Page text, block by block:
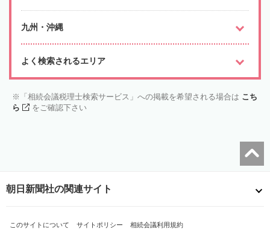
九州・沖縄
よく検索されるエリア
「相続会議税理士検索サービス」への掲載を希望される場合は こち
ら
をご確認下さい
朝日新聞社の関連サイト
このサイトについて サイトポリシー 相続会議利用規約